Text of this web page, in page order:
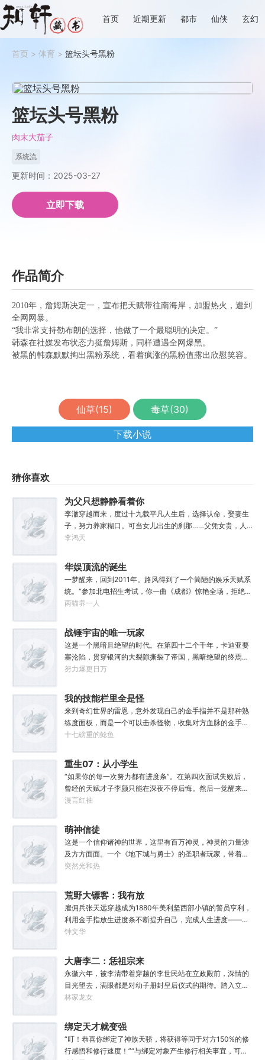
首页 近期更新 都市 仙侠 玄幻
首页 > 体育 > 篮坛头号黑粉
篮坛头号黑粉
肉末大茄子
系统流
更新时间：2025-03-27
立即下载
作品简介
2010年，詹姆斯决定一，宣布把天赋带往南海岸，加盟热火，遭到
全网网暴。
“我非常支持勒布朗的选择，他做了一个最聪明的决定。”
韩森在社媒发布状态力挺詹姆斯，同样遭遇全网爆黑。
被黑的韩森默默掏出黑粉系统，看着疯涨的黑粉值露出欣慰笑容。
仙草(15) 毒草(30)
下载小说
猜你喜欢
为父只想静静看着你
长生
李澈穿越而来，度过十九载平凡人生后，选择认命，娶妻生
子，努力养家糊口。可当女儿出生的刹那……父凭女贵，人
生不再平凡。……女儿平安出生，你获得道果【仙工】女儿
无灾，获得道果【无垢心】女儿三岁，活泼机灵，获得道果
【棋圣】女儿四岁、五岁、六岁…………李澈发现，女儿每长
大一岁，他便可凝聚出一颗道果，加持己身。从此以后，李
澈有了一个朴实无华的愿望。一岁一道果，默默守长生。为
父只想……从老婆孩子热炕头开始，心平气和的守护女儿长
间。
李鸿天
华娱顶流的诞生
一梦醒来，回到2011年。路风得到了一个简陋的娱乐天赋系
统。“参加北电招生考试，你一曲《成都》惊艳全场，拒绝蜜
姐邀请，发疯苦学备战高考，以专业第一名入学，恭喜你，
想窒息，带资进组，截胡男一号，与狮姐疯狂炒CP，成功登
顶周票房冠军，恭喜你，获得了【张震的卓越气质】”……什
么是顶流？永争第一，绝不服输！强大的人气，恐怖的票
房，无敌的收视率，踏着无数对手铸就威名，颜值与才华并
存，真实不做作，拥有一个广为流传的爱恨恩怨故事。十年
两猫养一人
战锤宇宙的唯一玩家
这是一个黑暗且绝望的时代。在第四十二个千年，卡迪亚要
塞沦陷，贯穿银河的大裂隙撕裂了帝国，黑暗绝望的终焉时
代降临。人类的命运似乎已被注定，要在无休止的恐怖战争
失的来到这个世界。“剧情对话什么的最烦人了，统统跳
过。”“我不想知道为什么，我只想大开杀戒。”基里曼：达奇
是个优秀的战士，就是不爱听人话，每次想和他说些什么，
他都要跳过。塔拉辛：我很好奇，他是怎么把恒星敲成一个
个方块的。钛族：对那家伙来说，物理学已经不存在了。恐
孩子抓了，把他们洗得白白净净的，这种羞辱让我悲愤欲
绝。奸奇：一切变化都是命运的一部分，但命运被那个混蛋
给打碎了。色孽：其实达奇已经被我腐化了，但我不敢告诉
他。………………达奇：前面忘了，后面也忘了，总之，让亚
努力爆更日万
我的技能栏里全是怪
物招
来到奇幻世界的雷恩，意外发现自己的金手指并不是那种熟
练度面板，而是一个可以击杀怪物，收集对方血脉的金手
指。.......原本的黑白遗像，突然间变成了彩色，哥布林图标
的口水，都是那么的鲜活，一瞬间，哥布林仿佛活了过来。
还未等雷恩多想，他忽然感到全身肌肉似乎紧实了一些，同
时，小腹......“这.......”当他有些茫然，眼角余光瞥过属性栏
时：【姓名：雷恩】【职业：农夫】【加持血脉：普通哥布
林血脉】【血脉天赋：高速繁殖lv2......灵巧lv1.......】【力
知：5】【魅力：5】......于是，他看向那些强大或变异怪物
的眼神，并没有寻常冒险者的惊恐、畏惧，而是满满的期待
和希冀......请问，哪里有巨龙啊？那个.......邪神算不算怪物？
十七磅重的鲶鱼
重生07：从小学生
开始加点
“如果你的每一次努力都有进度条”。在第四次面试失败后，
曾经的天赋才子李颜只能在深夜不停后悔。然后一觉醒来穿
越回了小学时代。好消息：上天给了他弥补遗憾的机会。坏
赠了一个加点系统。坏消息：没有系统说明也没有任务。李
颜记得自己穿越了，却只能接触某人某事时回忆起相关记
忆，甚至要毫无头绪地摸清加点系统规则。但无所谓，这
个“全能加点”系统主打一个练就有效，你付出的每一滴汗水
都将得到回报。人生重来一遭，弥补遗憾算甚？系统驱动着
煌。“没有什么能阻止我站在人类之巅了！”
漫言红袖
萌神信徒
这是一个信仰诸神的世界，这里有百万神灵，神灵的力量涉
及方方面面。一个《地下城与勇士》的圣职者玩家，带着圣
职者的技能来到了这个世界，随后他创建了一个教会，萌神
突然光和热
荒野大镖客：我有放
生进度条
雇佣兵张天远穿越成为1880年美利坚西部小镇的警员亨利，
利用金手指放生进度条不断提升自己，完成人生进度——警
员、警长、赏金猎人、私酒寡头、矿业巨头、石油巨头、城
但是枪神只有一个——亨利！这是主角亨利从西部开始战
斗、探险、冒险、修炼、进化的故事，顺便结识天下美女，
成为世界之主。通篇都是主角的个人英雄主义，不是群像，
不喜勿入
钟文华
大唐李二：恁祖宗来
了！
永徽六年，被李清带着穿越的李世民站在立政殿前，深情的
目光望去，满眼都是对幼子册封皇后仪式的期待。踏入立政
殿的那一刻，李二彻底破防了。“稚奴！你咋和媚娘在一
任务。只要他能够带着大唐二十个平行位面完成“世界上只有
一个大唐”的成就，便可以立地成仙。李清表示，成仙都是次
要的，我首先想看乐子。这是一个带着李世民暴打后世昏君
的故事
林家龙女
绑定天才就变强
“叮！恭喜你绑定了神族天骄，将获得等同于对方150%的修
行感悟和修行速度！”“与绑定对象产生修行相关事宜，可获